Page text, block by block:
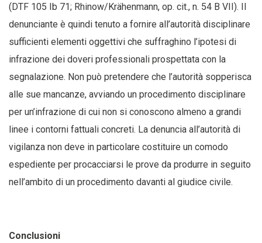
(DTF 105 Ib 71; Rhinow/Krähenmann, op. cit., n. 54 B VII). Il
denunciante è quindi tenuto a fornire all’autorità disciplinare
sufficienti elementi oggettivi che suffraghino l’ipotesi di
infrazione dei doveri professionali prospettata con la
segnalazione. Non può pretendere che l’autorità sopperisca
alle sue mancanze, avviando un procedimento disciplinare
per un’infrazione di cui non si conoscono almeno a grandi
linee i contorni fattuali concreti. La denuncia all’autorità di
vigilanza non deve in particolare costituire un comodo
espediente per procacciarsi le prove da produrre in seguito
nell’ambito di un procedimento davanti al giudice civile.
Conclusioni